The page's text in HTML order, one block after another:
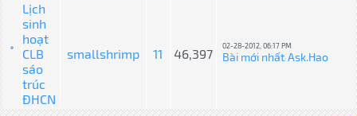
Lịch
sinh
hoạt
CLB
sáo
trúc
ĐHCN
smallshrimp 11 46,397
02-28-2012, 06:17 PM
Bài mới nhất:Ask.Hao